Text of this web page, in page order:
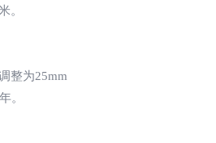
。
整为25mm
。